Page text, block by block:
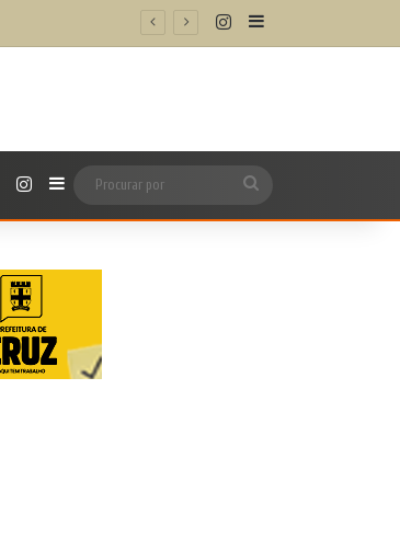
InstagramBarra Lateral
InstagramBarra Lateral
por